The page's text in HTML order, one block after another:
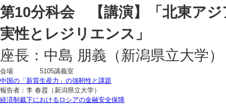
第10分科会 【講演】「北東アジ
実性とレジリエンス」
座長：中島 朋義（新潟県立大学）
会場
5105講義室
中国の「新質生産力」の強靭性と課題
報告者：李 春霞（新潟県立大学）
経済制裁下におけるロシアの金融安全保障